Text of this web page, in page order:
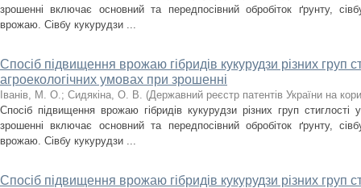
зрошенні включає основний та передпосівний обробіток ґрунту,
врожаю. Сівбу кукурудзи ...
Спосіб підвищення врожаю гібридів кукурудзи різних груп
агроекологічних умовах при зрошенні
Іванів, М. О.; Сидякіна, О. В. (Державний реєстр патентів України на
Спосіб підвищення врожаю гібридів кукурудзи різних груп стиглості
зрошенні включає основний та передпосівний обробіток ґрунту,
врожаю. Сівбу кукурудзи ...
Спосіб підвищення врожаю гібридів кукурудзи різних груп